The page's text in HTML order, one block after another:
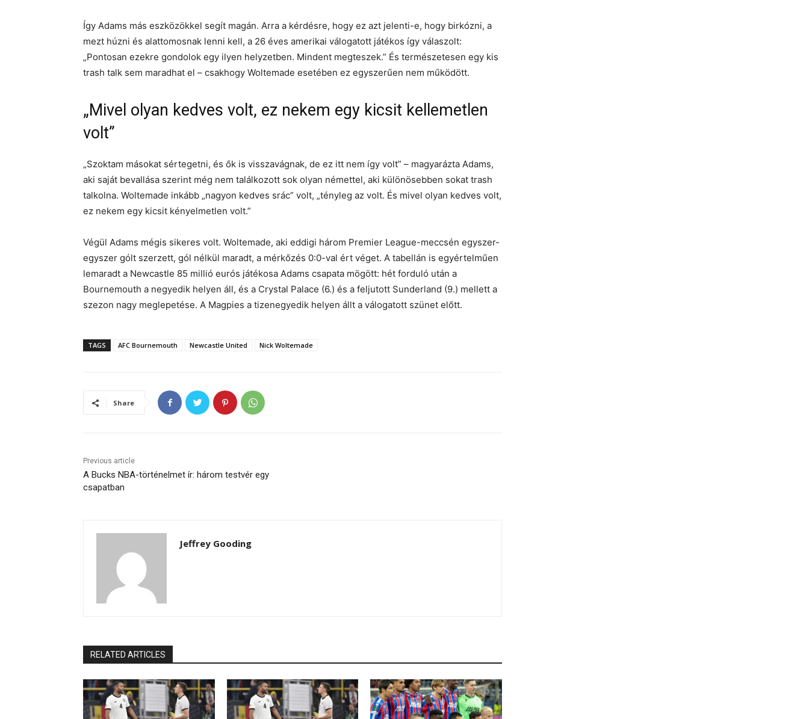
Így Adams más eszközökkel segít magán. Arra a kérdésre, hogy ez azt jelenti-e, hogy birkózni, a
mezt húzni és alattomosnak lenni kell, a 26 éves amerikai válogatott játékos így válaszolt:
„Pontosan ezekre gondolok egy ilyen helyzetben. Mindent megteszek.” És természetesen egy kis
trash talk sem maradhat el – csakhogy Woltemade esetében ez egyszerűen nem működött.
„Mivel olyan kedves volt, ez nekem egy kicsit kellemetlen
volt”
„Szoktam másokat sértegetni, és ők is visszavágnak, de ez itt nem így volt” – magyarázta Adams,
aki saját bevallása szerint még nem találkozott sok olyan némettel, aki különösebben sokat trash
talkolna. Woltemade inkább „nagyon kedves srác” volt, „tényleg az volt. És mivel olyan kedves volt,
ez nekem egy kicsit kényelmetlen volt.”
Végül Adams mégis sikeres volt. Woltemade, aki eddigi három Premier League-meccsén egyszer-
egyszer gólt szerzett, gól nélkül maradt, a mérkőzés 0:0-val ért véget. A tabellán is egyértelműen
lemaradt a Newcastle 85 millió eurós játékosa Adams csapata mögött: hét forduló után a
Bournemouth a negyedik helyen áll, és a Crystal Palace (6.) és a feljutott Sunderland (9.) mellett a
szezon nagy meglepetése. A Magpies a tizenegyedik helyen állt a válogatott szünet előtt.
TAGS AFC Bournemouth Newcastle United Nick Woltemade
Share
Previous article
A Bucks NBA-történelmet ír: három testvér egy
csapatban
Jeffrey Gooding
RELATED ARTICLES